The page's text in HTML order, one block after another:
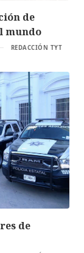
de
mundo
REDACCIÓN TYT
de